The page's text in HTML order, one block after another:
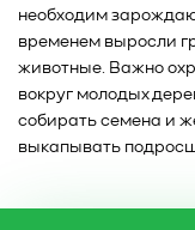
необходим
временем выросли
животные. Важно
вокруг молодых
собирать семена и
выкапывать